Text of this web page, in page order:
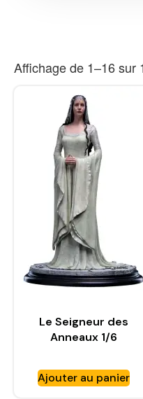
Affichage de 1–16 sur
Le Seigneur des
Anneaux 1/6
WETA WORKSHOP
Ajouter au panier